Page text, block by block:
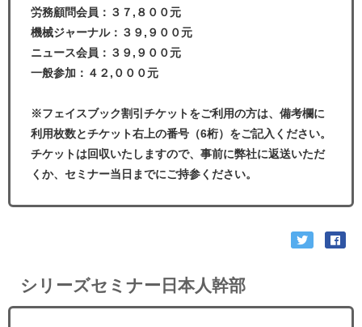
労務顧問会員：３７,８００元
機械ジャーナル：３９,９００元
ニュース会員：３９,９００元
一般参加：４２,０００元
※フェイスブック割引チケットをご利用の方は、備考欄に
利用枚数とチケット右上の番号（6桁）をご記入ください。
チケットは回収いたしますので、事前に弊社に返送いただ
くか、セミナー当日までにご持参ください。
シリーズセミナー日本人幹部